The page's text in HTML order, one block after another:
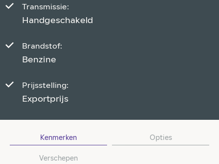
Transmissie:
Handgeschakeld
Brandstof:
Benzine
Prijsstelling:
Exportprijs
Kenmerken Opties
Verschepen